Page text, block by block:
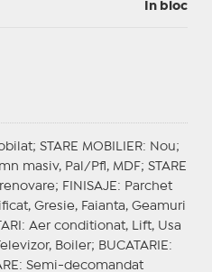
In bloc
STARE MOBILIER: Nou;
masiv, Pal/Pfl, MDF; STARE
FINISAJE : Parchet
Gresie, Faianta, Geamuri
: Aer conditionat, Lift, Usa
Boiler; BUCATARIE :
: Semi-decomandat